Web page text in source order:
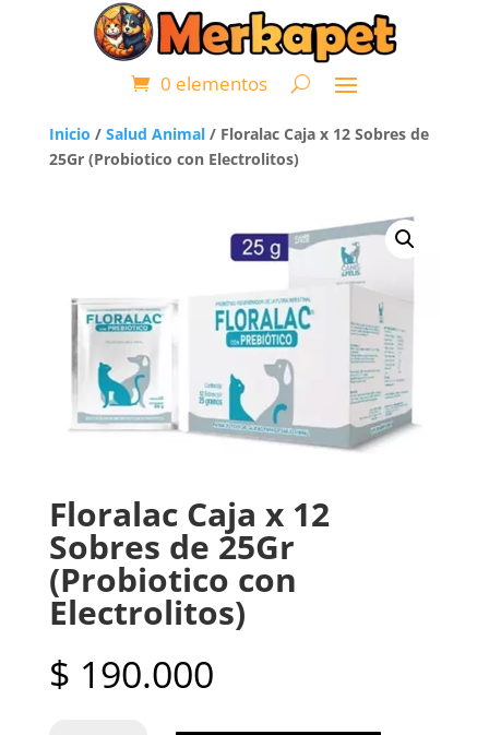
0 elementos
Inicio / Salud Animal/ Floralac Caja x 12 Sobres de
25Gr (Probiotico con Electrolitos)
Floralac Caja x 12
Sobres de 25Gr
(Probiotico con
Electrolitos)
$ 190.000